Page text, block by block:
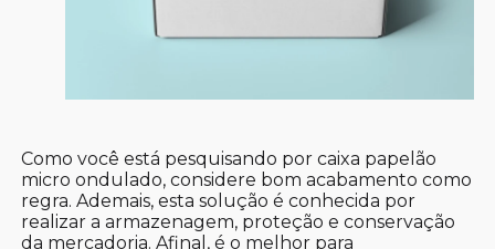
Como você está pesquisando por caixa papelão
micro ondulado, considere bom acabamento como
regra. Ademais, esta solução é conhecida por
realizar a armazenagem, proteção e conservação
da mercadoria. Afinal, é o melhor para